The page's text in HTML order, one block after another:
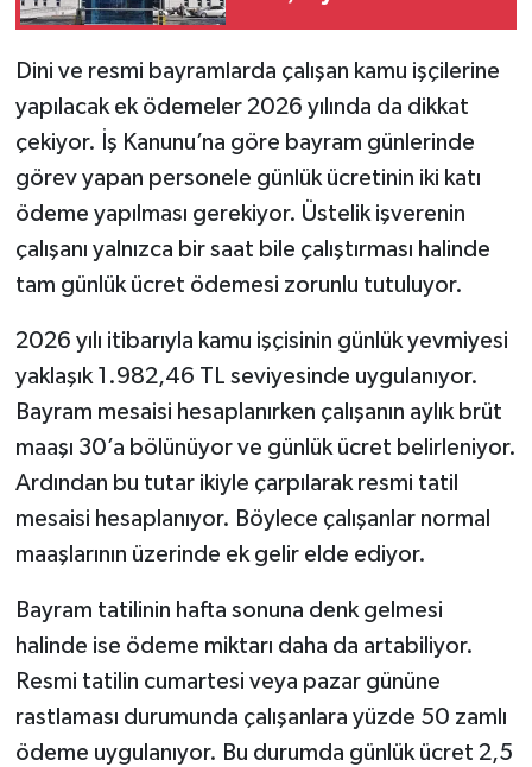
Dini ve resmi bayramlarda çalışan kamu işçilerine
yapılacak ek ödemeler 2026 yılında da dikkat
çekiyor. İş Kanunu’na göre bayram günlerinde
görev yapan personele günlük ücretinin iki katı
ödeme yapılması gerekiyor. Üstelik işverenin
çalışanı yalnızca bir saat bile çalıştırması halinde
tam günlük ücret ödemesi zorunlu tutuluyor.
2026 yılı itibarıyla kamu işçisinin günlük yevmiyesi
yaklaşık 1.982,46 TL seviyesinde uygulanıyor.
Bayram mesaisi hesaplanırken çalışanın aylık brüt
maaşı 30’a bölünüyor ve günlük ücret belirleniyor.
Ardından bu tutar ikiyle çarpılarak resmi tatil
mesaisi hesaplanıyor. Böylece çalışanlar normal
maaşlarının üzerinde ek gelir elde ediyor.
Bayram tatilinin hafta sonuna denk gelmesi
halinde ise ödeme miktarı daha da artabiliyor.
Resmi tatilin cumartesi veya pazar gününe
rastlaması durumunda çalışanlara yüzde 50 zamlı
ödeme uygulanıyor. Bu durumda günlük ücret 2,5